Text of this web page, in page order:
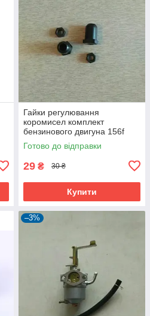
Гайки регулювання
коромисел комплект
бензинового двигуна 156f
Готово до відправки
29 ₴ 30 ₴
Купити
–3%